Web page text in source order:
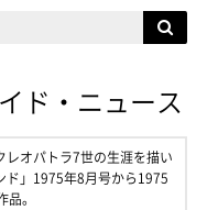
ド・ニュース
オパトラ7世の生涯を描い
ド」1975年8月号から1975
。